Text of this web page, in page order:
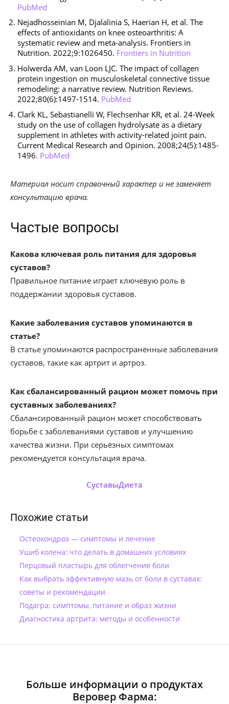
PubMed
Nejadhosseinian M, Djalalinia S, Haerian H, et al. The
effects of antioxidants on knee osteoarthritis: A
systematic review and meta-analysis. Frontiers in
Nutrition. 2022;9:1026450. Frontiers in Nutrition
Holwerda AM, van Loon LJC. The impact of collagen
protein ingestion on musculoskeletal connective tissue
remodeling: a narrative review. Nutrition Reviews.
2022;80(6):1497-1514. PubMed
Clark KL, Sebastianelli W, Flechsenhar KR, et al. 24-Week
study on the use of collagen hydrolysate as a dietary
supplement in athletes with activity-related joint pain.
Current Medical Research and Opinion. 2008;24(5):1485-
1496. PubMed
Материал носит справочный характер и не заменяет
консультацию врача.
Частые вопросы
Какова ключевая роль питания для здоровья
суставов?
Правильное питание играет ключевую роль в
поддержании здоровья суставов.
Какие заболевания суставов упоминаются в
статье?
В статье упоминаются распространённые заболевания
суставов, такие как артрит и артроз.
Как сбалансированный рацион может помочь при
суставных заболеваниях?
Сбалансированный рацион может способствовать
борьбе с заболеваниями суставов и улучшению
качества жизни. При серьёзных симптомах
рекомендуется консультация врача.
СуставыДиета
Похожие статьи
Остеохондроз — симптомы и лечение
Ушиб колена: что делать в домашних условиях
Перцовый пластырь для облегчения боли
Как выбрать эффективную мазь от боли в суставах:
советы и рекомендации
Подагра: симптомы, питание и образ жизни
Диагностика артрита: методы и особенности
Больше информации о продуктах
Веровер Фарма: